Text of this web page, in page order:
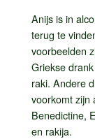
Anijs is in
terug te
voorbeelden
Griekse
raki. Andere
voorkomt zijn
Benedictine,
en rakija.